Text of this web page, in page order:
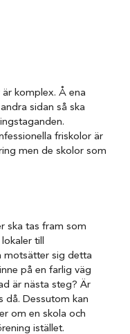
komplex. Å ena
sidan så ska
friskolor är
men de skolor som
ska tas fram som
till
motsätter sig detta
på en farlig väg
är nästa steg? Är
då. Dessutom kan
om en skola och
istället.